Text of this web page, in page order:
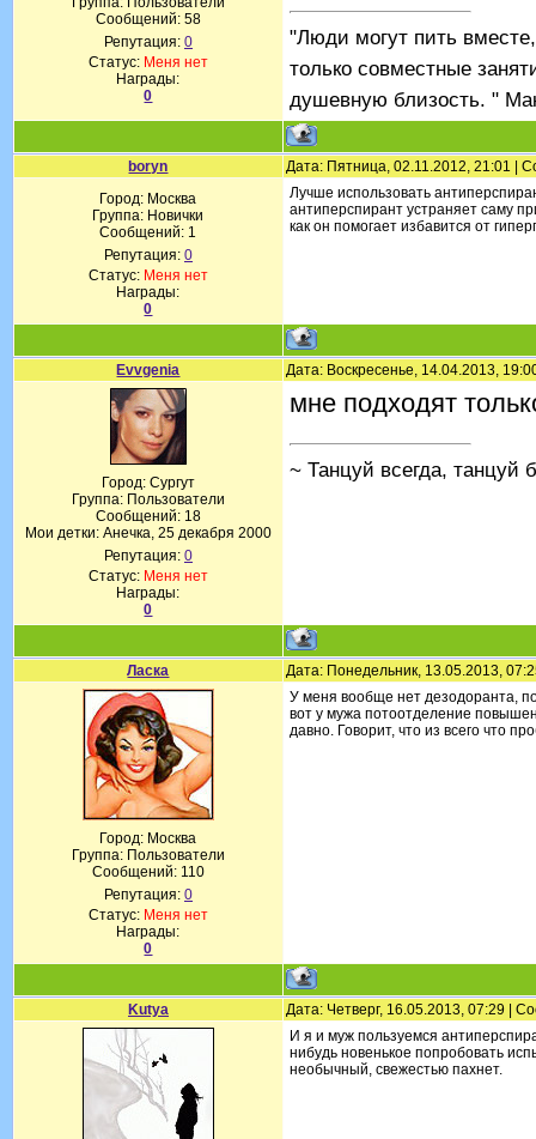
Сообщений: 58
Репутация: 0
Статус: Меня нет
Награды:
0
"Люди могут пить
только совместные
душевную близость. "
boryn
Дата: Пятница, 02.11.2012, 21:01 |
Город: Москва
Группа: Новички
Сообщений: 1
Репутация: 0
Статус: Меня нет
Награды:
0
Лучше использовать
антиперспирант устраняет саму
как он помогает избавится от
Evvgenia Дата: Воскресенье, 14.04.2013,
Город: Сургут
Группа: Пользователи
Сообщений: 18
Мои детки: Анечка, 25 декабря 2000
Репутация: 0
Статус: Меня нет
Награды:
0
мне подходят
~ Танцуй всегда, танцуй
Ласка Дата: Понедельник, 13.05.2013,
Город: Москва
Группа: Пользователи
Сообщений: 110
Репутация: 0
Статус: Меня нет
Награды:
0
У меня вообще нет дезодоранта,
вот у мужа потоотделение
давно. Говорит, что из всего что
Kutya Дата: Четверг, 16.05.2013, 07:29 |
И я и муж пользуемся
нибудь новенькое попробовать
необычный, свежестью пахнет.